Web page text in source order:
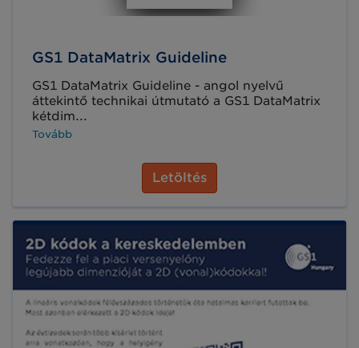
GS1 DataMatrix Guideline
GS1 DataMatrix Guideline - angol nyelvű
áttekintő technikai útmutató a GS1 DataMatrix
kétdim...
Tovább
Letöltés